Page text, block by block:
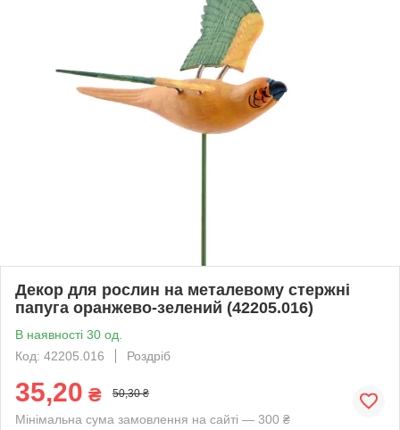
Декор для рослин на металевому стержні
папуга оранжево-зелений (42205.016)
В наявності 30 од.
Код: 42205.016
Роздріб
35,20 ₴ 50,30 ₴
Мінімальна сума замовлення на сайті — 300 ₴